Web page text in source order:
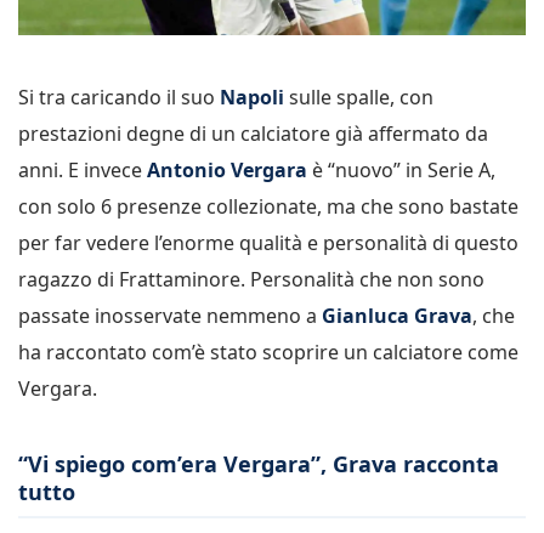
Si tra caricando il suo Napoli sulle spalle, con
prestazioni degne di un calciatore già affermato da
anni. E inveceAntonio Vergara è “nuovo” in Serie A,
con solo 6 presenze collezionate, ma che sono bastate
per far vedere l’enorme qualità e personalità di questo
ragazzo di Frattaminore. Personalità che non sono
passate inosservate nemmeno a Gianluca Grava, che
ha raccontato com’è stato scoprire un calciatore come
Vergara.
“Vi spiego com’era Vergara”, Grava racconta
tutto